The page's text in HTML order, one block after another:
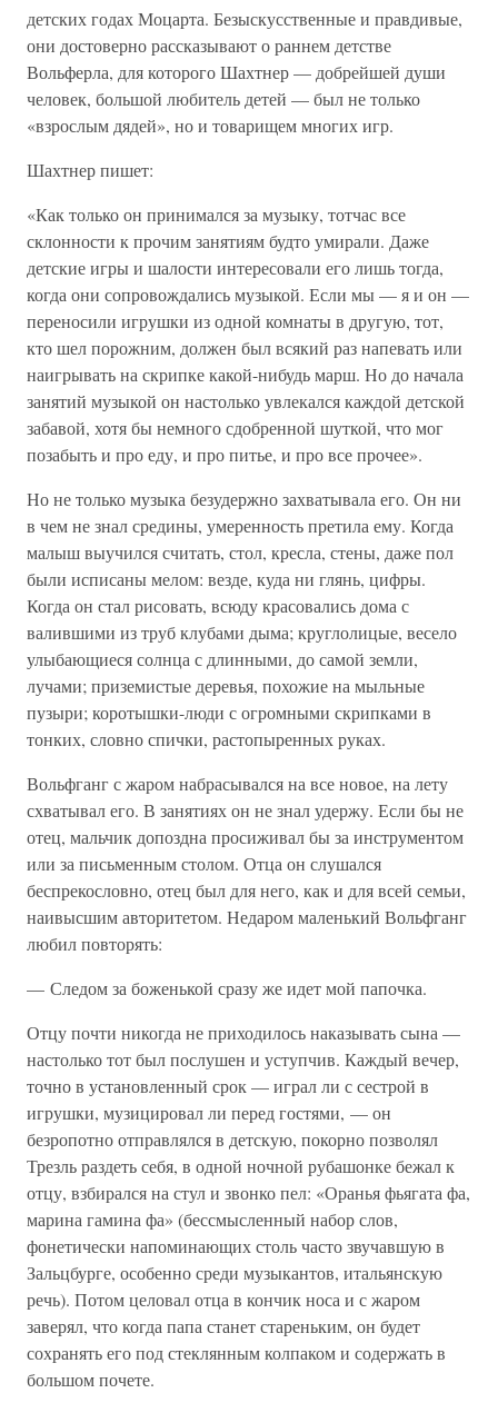
детских годах Моцарта. Безыскусственные и правдивые,
они достоверно рассказывают о раннем детстве
Вольферла, для которого Шахтнер — добрейшей души
человек, большой любитель детей — был не только
«взрослым дядей», но и товарищем многих игр.
Шахтнер пишет:
«Как только он принимался за музыку, тотчас все
склонности к прочим занятиям будто умирали. Даже
детские игры и шалости интересовали его лишь тогда,
когда они сопровождались музыкой. Если мы — я и он —
переносили игрушки из одной комнаты в другую, тот,
кто шел порожним, должен был всякий раз напевать или
наигрывать на скрипке какой-нибудь марш. Но до начала
занятий музыкой он настолько увлекался каждой детской
забавой, хотя бы немного сдобренной шуткой, что мог
позабыть и про еду, и про питье, и про все прочее».
Но не только музыка безудержно захватывала его. Он ни
в чем не знал средины, умеренность претила ему. Когда
малыш выучился считать, стол, кресла, стены, даже пол
были исписаны мелом: везде, куда ни глянь, цифры.
Когда он стал рисовать, всюду красовались дома с
валившими из труб клубами дыма; круглолицые, весело
улыбающиеся солнца с длинными, до самой земли,
лучами; приземистые деревья, похожие на мыльные
пузыри; коротышки-люди с огромными скрипками в
тонких, словно спички, растопыренных руках.
Вольфганг с жаром набрасывался на все новое, на лету
схватывал его. В занятиях он не знал удержу. Если бы не
отец, мальчик допоздна просиживал бы за инструментом
или за письменным столом. Отца он слушался
беспрекословно, отец был для него, как и для всей семьи,
наивысшим авторитетом. Недаром маленький Вольфганг
любил повторять:
— Следом за боженькой сразу же идет мой папочка.
Отцу почти никогда не приходилось наказывать сына —
настолько тот был послушен и уступчив. Каждый вечер,
точно в установленный срок — играл ли с сестрой в
игрушки, музицировал ли перед гостями, — он
безропотно отправлялся в детскую, покорно позволял
Трезль раздеть себя, в одной ночной рубашонке бежал к
отцу, взбирался на стул и звонко пел: «Оранья фьягата фа,
марина гамина фа» (бессмысленный набор слов,
фонетически напоминающих столь часто звучавшую в
Зальцбурге, особенно среди музыкантов, итальянскую
речь). Потом целовал отца в кончик носа и с жаром
заверял, что когда папа станет стареньким, он будет
сохранять его под стеклянным колпаком и содержать в
большом почете.